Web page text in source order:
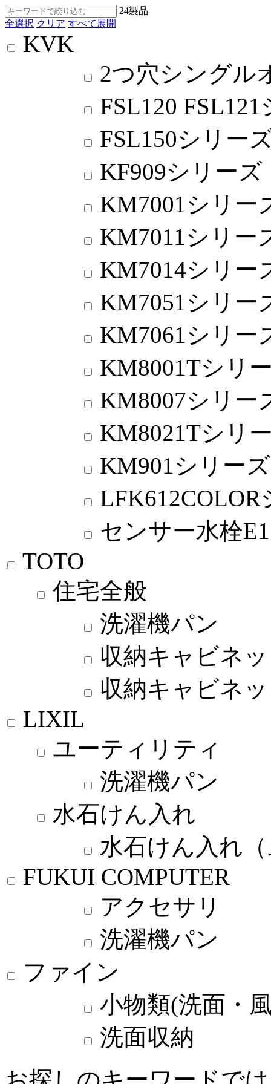
24製品
全選択 クリア すべて展開
KVK
2つ穴シングル
FSL120
FSL150シリー
KF909シリーズ
KM7001シリー
KM7011シリー
KM7014シリー
KM7051シリー
KM7061シリー
KM8001Tシリ
KM8007シリー
KM8021Tシリ
KM901シリーズ
センサー水栓
TOTO
住宅全般
洗濯機パン
収納キャビネ
収納キャビネ
LIXIL
ユーティリティ
洗濯機パン
水石けん入れ
水石けん入れ
FUKUI COMPUTER
アクセサリ
洗濯機パン
ファイン
小物類(洗面・
洗面収納